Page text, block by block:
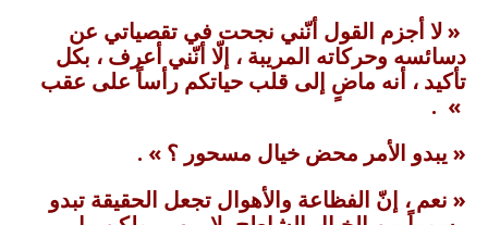
«لا أجزم القول أنّني نجحت في تقصياتي عن
دسائسه وحركاته المريبة ، إلّا أنّني أعرف ، بكل
تأكيد ، أنه ماضٍ إلى قلب حياتكم رأساً على عقب
»
.
« يبدو الأمر محض خيال مسحور ؟ »
.
« نعم ، إنّ الفظاعة والأهوال تجعل الحقيقة تبدو